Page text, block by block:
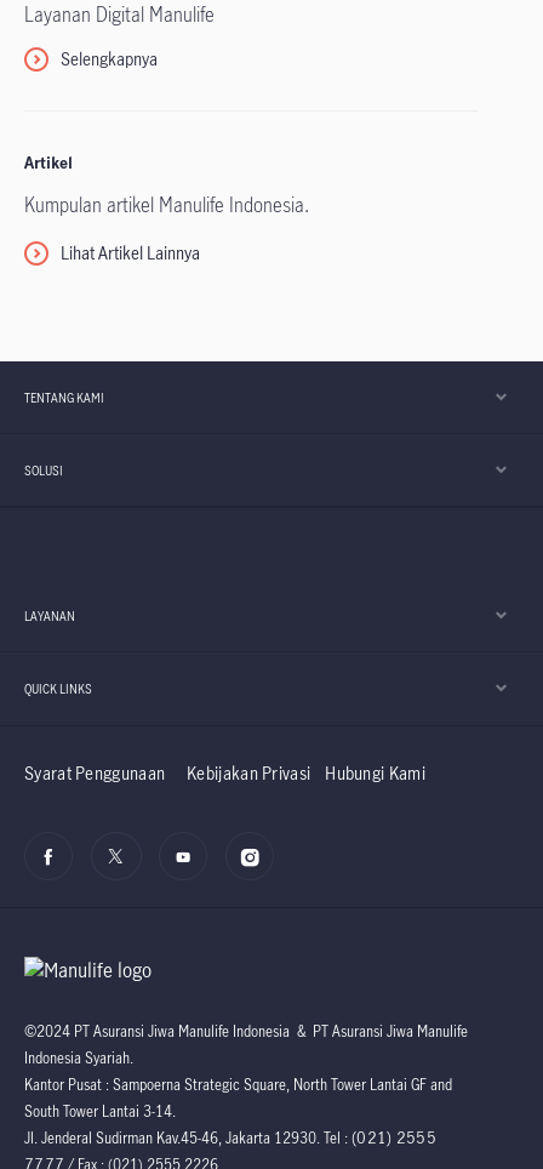
Layanan Digital Manulife
Selengkapnya
Artikel
Kumpulan artikel Manulife Indonesia.
Lihat Artikel Lainnya
TENTANG KAMI
SOLUSI
LAYANAN
QUICK LINKS
Syarat Penggunaan Kebijakan Privasi Hubungi Kami
©2024 PT Asuransi Jiwa Manulife Indonesia & PT Asuransi Jiwa Manulife
Indonesia Syariah.
Kantor Pusat : Sampoerna Strategic Square, North Tower Lantai GF and
South Tower Lantai 3-14.
Jl. Jenderal Sudirman Kav.45-46, Jakarta 12930. Tel :(021) 2555
7777 / Fax : (021) 2555 2226